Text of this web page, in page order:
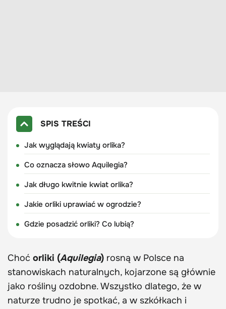
SPIS TREŚCI
Jak wyglądają kwiaty orlika?
Co oznacza słowo Aquilegia?
Jak długo kwitnie kwiat orlika?
Jakie orliki uprawiać w ogrodzie?
Gdzie posadzić orliki? Co lubią?
Choć orliki (Aquilegia) rosną w Polsce na
stanowiskach naturalnych, kojarzone są głównie
jako rośliny ozdobne. Wszystko dlatego, że w
naturze trudno je spotkać, a w szkółkach i